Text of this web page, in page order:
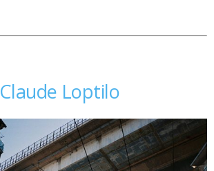
Claude Loptilo